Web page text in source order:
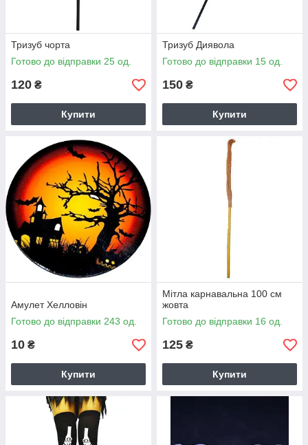
Тризуб чорта
Готово до відправки 25 од.
120 ₴
Купити
Тризуб Диявола
Готово до відправки 15 од.
150 ₴
Купити
Амулет Хелловін
Готово до відправки 243 од.
10 ₴
Купити
Мітла карнавальна 100 см
жовта
Готово до відправки 16 од.
125 ₴
Купити